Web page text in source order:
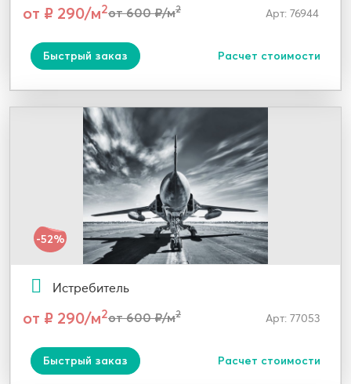
от ₽ 290/м2от 600 ₽/м2 Арт: 76944
Быстрый заказ Расчет стоимости
-52%
Истребитель
от ₽ 290/м2от 600 ₽/м2 Арт: 77053
Быстрый заказ Расчет стоимости